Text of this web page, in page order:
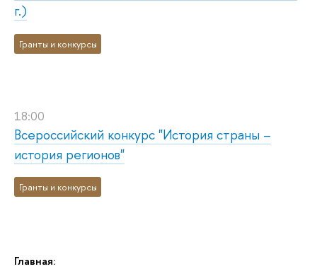
Главная:
г.)
Гранты и конкурсы
18:00
Всероссийский конкурс "История страны –
история регионов"
Гранты и конкурсы